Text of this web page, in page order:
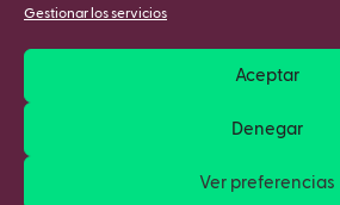
Gestionar los servicios
Aceptar
Denegar
Ver preferencias